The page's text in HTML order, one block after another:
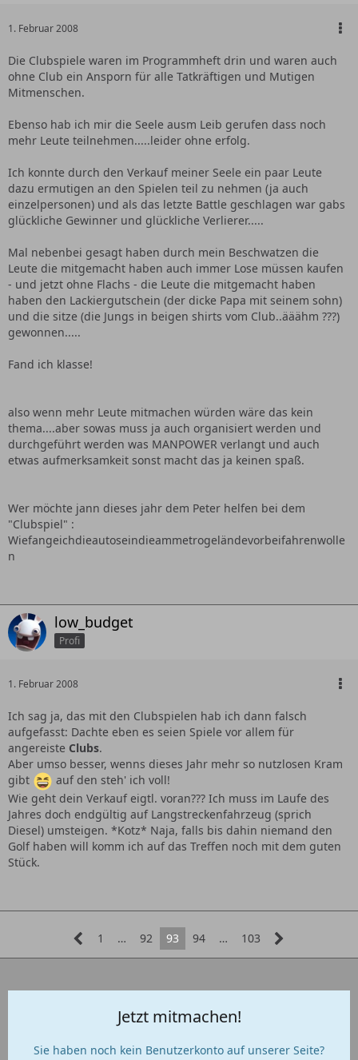
1. Februar 2008
Die Clubspiele waren im Programmheft drin und waren auch
ohne Club ein Ansporn für alle Tatkräftigen und Mutigen
Mitmenschen.
Ebenso hab ich mir die Seele ausm Leib gerufen dass noch
mehr Leute teilnehmen.....leider ohne erfolg.
Ich konnte durch den Verkauf meiner Seele ein paar Leute
dazu ermutigen an den Spielen teil zu nehmen (ja auch
einzelpersonen) und als das letzte Battle geschlagen war gabs
glückliche Gewinner und glückliche Verlierer.....
Mal nebenbei gesagt haben durch mein Beschwatzen die
Leute die mitgemacht haben auch immer Lose müssen kaufen
- und jetzt ohne Flachs - die Leute die mitgemacht haben
haben den Lackiergutschein (der dicke Papa mit seinem sohn)
und die sitze (die Jungs in beigen shirts vom Club..ääähm ???)
gewonnen.....
Fand ich klasse!
also wenn mehr Leute mitmachen würden wäre das kein
thema....aber sowas muss ja auch organisiert werden und
durchgeführt werden was MANPOWER verlangt und auch
etwas aufmerksamkeit sonst macht das ja keinen spaß.
Wer möchte jann dieses jahr dem Peter helfen bei dem
"Clubspiel" :
Wiefangeichdieautoseindieammetrogeländevorbeifahrenwolle
n
low_budget
Profi
1. Februar 2008
Ich sag ja, das mit den Clubspielen hab ich dann falsch
aufgefasst: Dachte eben es seien Spiele vor allem für
angereiste Clubs.
Aber umso besser, wenns dieses Jahr mehr so nutzlosen Kram
gibt
auf den steh' ich voll!
Wie geht dein Verkauf eigtl. voran??? Ich muss im Laufe des
Jahres doch endgültig auf Langstreckenfahrzeug (sprich
Diesel) umsteigen. *Kotz* Naja, falls bis dahin niemand den
Golf haben will komm ich auf das Treffen noch mit dem guten
Stück.
1 … 92 93 94 … 103
Jetzt mitmachen!
Sie haben noch kein Benutzerkonto auf unserer Seite?